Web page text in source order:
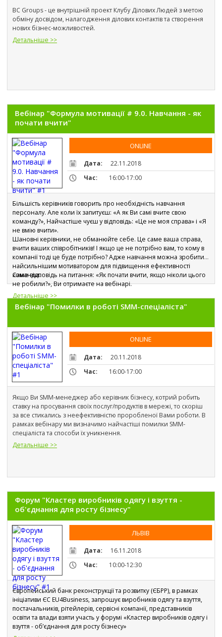
BC Groups - це внутрішній проект Клубу Ділових Людей з метою
обміну досвідом, налагодження ділових контактів та створення
нових бізнес-можливостей.
Детальніше >>
Вебінар "Формула мотивації # 9.0. Навчання - як
почати вчити"
ONLINE
Дата:
22.11.2018
Час:
16:00-17:00
Більшість керівників говорить про необхідність навчання
персоналу. Але коли їх запитуєш: «А як Ви самі вчите свою
команду?», Найчастіше чуєш у відповідь: «Це не моя справа» і «Я
не вмію вчити».
Шановні керівники, не обманюйте себе. Це саме ваша справа,
вчити ваших співробітників! І якщо це не потрібно вам, то кому в
компанії тоді це буде потрібно? Адже навчання можна зробити
найсильнішим мотиватором для підвищення ефективності
команди.
Саме відповідь на питання: «Як почати вчити, якщо ніколи цього
не робили?», Ви отримаєте на вебінарі.
Детальніше >>
Вебінар "Помилки в роботі SMM-спеціаліста"
ONLINE
Дата:
20.11.2018
Час:
16:00-17:00
Якщо Ви SMM-менеджер або керівник бізнесу, котрий робить
ставку на просування своїх послуг/продуктів в мережі, то скоріш
за все стикались з неефективністю проробленої Вами роботи. В
рамках вебінару ми визначимо найчастіші помилки SMM-
спеціаліста та способи їх уникнення.
Детальніше >>
Форум "Кластер виробників одягу і взуття -
об'єднання для росту бізнесу"
ЛЬВІВ
Дата:
16.11.2018
Час:
10:00-12:30
Європейський банк реконструкції та розвитку (ЄБРР), в рамках
ініціативи ЄС EU4Business, запрошує виробників одягу та взуття,
постачальників, рітейлерів, сервісні компанії, представників
освіти та влади взяти участь у форумі «Кластер виробників одягу і
взуття - об’єднання для росту бізнесу»